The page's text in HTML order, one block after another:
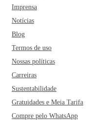
Imprensa
Notícias
Blog
Termos de uso
Nossas políticas
Carreiras
Sustentabilidade
Gratuidades e Meia Tarifa
Compre pelo WhatsApp